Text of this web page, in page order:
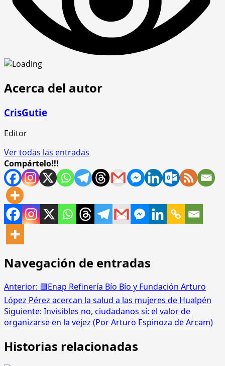
Acerca del autor
CrisGutie
Editor
Ver todas las entradas
Compártelo!!!
Navegación de entradas
Anterior: 🟩Enap Refinería Bío Bío y Fundación Arturo
López Pérez acercan la salud a las mujeres de Hualpén
Siguiente: Invisibles no, ciudadanos sí: el valor de
organizarse en la vejez (Por Arturo Espinoza de Arcam)
Historias relacionadas